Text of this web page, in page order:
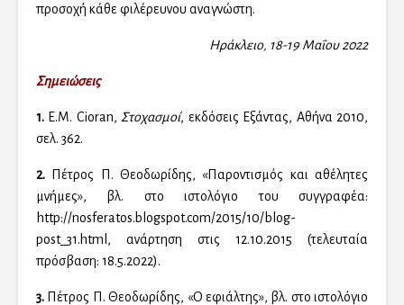
προσοχή κάθε φιλέρευνου αναγνώστη.
Ηράκλειο, 18-19 Μαΐου 2022
Σημειώσεις
1. E.M. Cioran, Στοχασμοί, εκδόσεις Εξάντας, Αθήνα 2010,
σελ. 362.
2. Πέτρος Π. Θεοδωρίδης, «Παροντισμός και αθέλητες
μνήμες», βλ. στο ιστολόγιο του συγγραφέα:
http://nosferatos.blogspot.com/2015/10/blog-
post_31.html, ανάρτηση στις 12.10.2015 (τελευταία
πρόσβαση: 18.5.2022).
3. Πέτρος Π. Θεοδωρίδης, «Ο εφιάλτης», βλ. στο ιστολόγιο